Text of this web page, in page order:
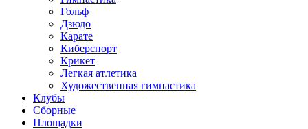
Гольф
Дзюдо
Карате
Киберспорт
Крикет
Легкая атлетика
Художественная гимнастика
Клубы
Сборные
Площадки